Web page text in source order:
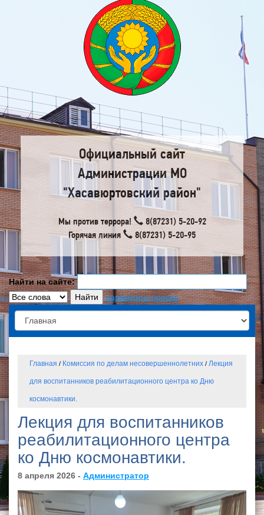
Официальный сайт
Администрации МО
"Хасавюртовский район"
Мы против террора!
8(87231) 5-20-92
Горячая линия
8(87231) 5-20-95
Найти на сайте:
параметры поиска
Главная / Комиссия по делам несовершеннолетних / Лекция
для воспитанников реабилитационного центра ко Дню
космонавтики.
Лекция для воспитанников
реабилитационного центра
ко Дню космонавтики.
8 апреля 2026 - Администратор